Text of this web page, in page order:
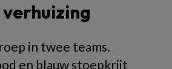
in twee teams.
en blauw stoepkrijt